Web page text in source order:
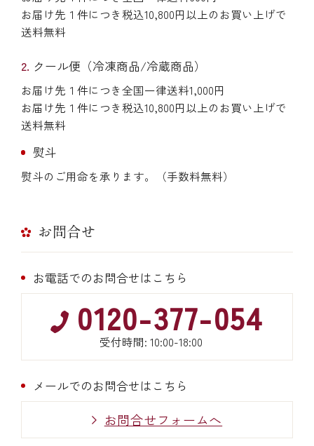
お届け先１件につき税込10,800円以上のお買い上げで
送料無料
クール便（冷凍商品/冷蔵商品）
お届け先１件につき全国一律送料1,000円
お届け先１件につき税込10,800円以上のお買い上げで
送料無料
熨斗
熨斗のご用命を承ります。（手数料無料）
お問合せ
お電話でのお問合せはこちら
0120-377-054
受付時間: 10:00-18:00
メールでのお問合せはこちら
お問合せフォームへ